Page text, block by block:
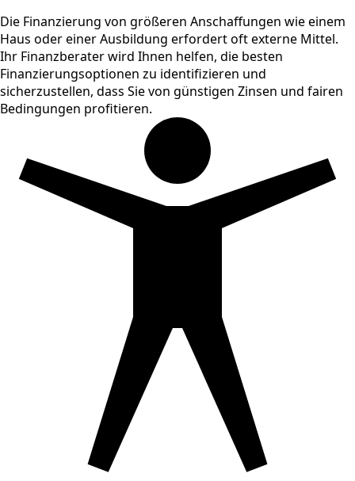
Die Finanzierung von größeren Anschaffungen wie einem
Haus oder einer Ausbildung erfordert oft externe Mittel.
Ihr Finanzberater wird Ihnen helfen, die besten
Finanzierungsoptionen zu identifizieren und
sicherzustellen, dass Sie von günstigen Zinsen und fairen
Bedingungen profitieren.